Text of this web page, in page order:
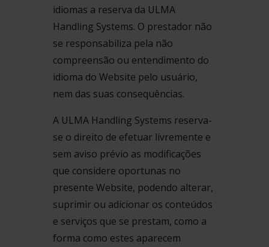
idiomas a reserva da ULMA
Handling Systems. O prestador não
se responsabiliza pela não
compreensão ou entendimento do
idioma do Website pelo usuário,
nem das suas consequências.
A ULMA Handling Systems reserva-
se o direito de efetuar livremente e
sem aviso prévio as modificações
que considere oportunas no
presente Website, podendo alterar,
suprimir ou adicionar os conteúdos
e serviços que se prestam, como a
forma como estes aparecem